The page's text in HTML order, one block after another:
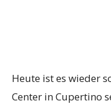
Heute ist es wieder
Center in Cupertino